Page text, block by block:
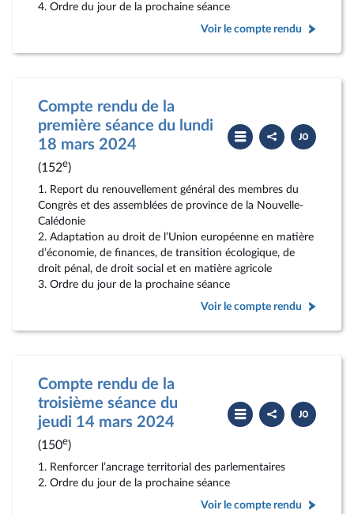
4. Ordre du jour de la prochaine séance
Voir le compte rendu
Compte rendu de la
première séance du lundi
18 mars 2024
(152e)
Partager
le
compte
Télécharger
le
PDF
1. Report du renouvellement général des membres du
Congrès et des assemblées de province de la Nouvelle-
Calédonie
2. Adaptation au droit de l’Union européenne en matière
d’économie, de finances, de transition écologique, de
droit pénal, de droit social et en matière agricole
3. Ordre du jour de la prochaine séance
Voir le compte rendu
Compte rendu de la
troisième séance du
jeudi 14 mars 2024
(150e)
Partager
le
compte
Télécharger
le
PDF
1. Renforcer l’ancrage territorial des parlementaires
2. Ordre du jour de la prochaine séance
Voir le compte rendu